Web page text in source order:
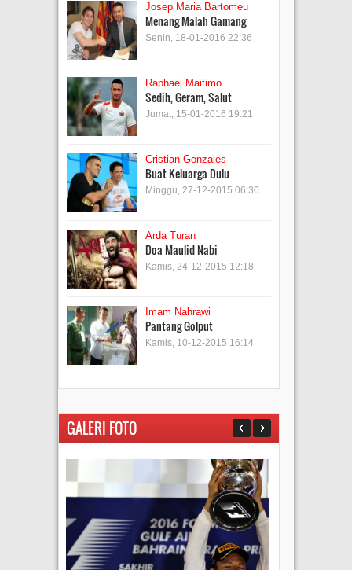
Josep Maria Bartomeu
Menang Malah Gamang
Senin, 18-01-2016 22:36
Raphael Maitimo
Sedih, Geram, Salut
Jumat, 15-01-2016 19:21
Cristian Gonzales
Buat Keluarga Dulu
Minggu, 27-12-2015 06:30
Arda Turan
Doa Maulid Nabi
Kamis, 24-12-2015 12:18
Imam Nahrawi
Pantang Golput
Kamis, 10-12-2015 16:14
GALERI FOTO